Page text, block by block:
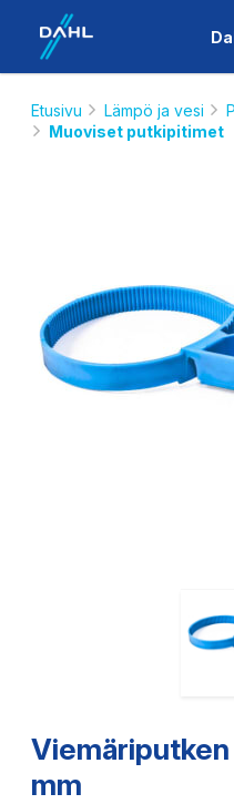
Etusivu Lämpö ja vesi
Muoviset putkipitimet
mm